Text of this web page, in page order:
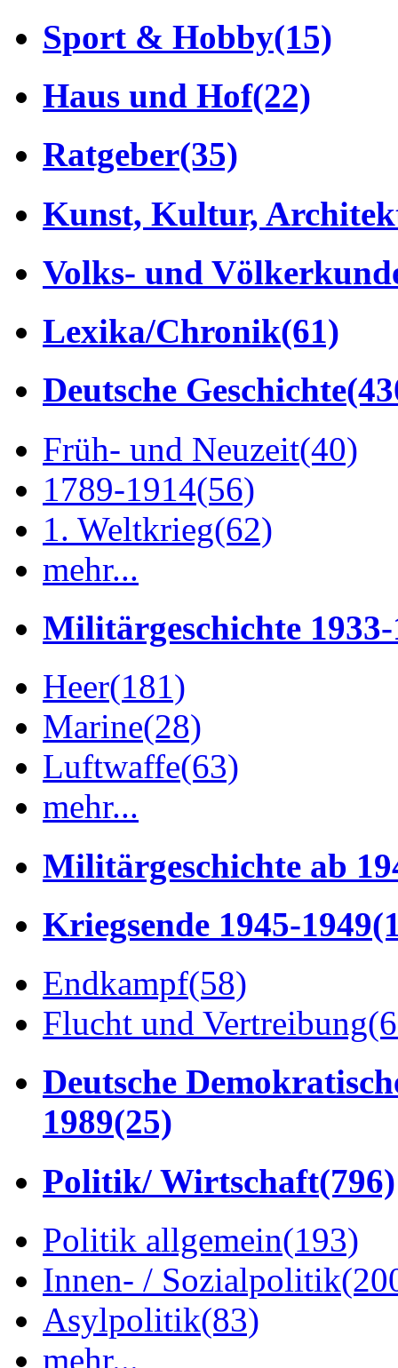
Sport & Hobby(15)
Haus und Hof(22)
Ratgeber(35)
Kunst, Kultur,
Volks- und
Lexika/Chronik(61)
Deutsche Geschichte
Früh- und Neuzeit(40)
1789-1914(56)
1. Weltkrieg(62)
mehr...
Militärgeschichte 1933-
Heer(181)
Marine(28)
Luftwaffe(63)
mehr...
Militärgeschichte ab
Kriegsende 1945-1949
Endkampf(58)
Flucht und Vertreibung
Deutsche
1989(25)
Politik/ Wirtschaft(796)
Politik allgemein(193)
Innen- / Sozialpolitik
Asylpolitik(83)
mehr...